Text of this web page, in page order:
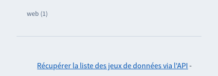
web (1)
Récupérer la liste des jeux de données via l'API -